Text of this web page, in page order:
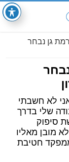
גן נבחר
לא חשבתי
שלי בדרך
סיפוק
מובן מאליו
חטיבת